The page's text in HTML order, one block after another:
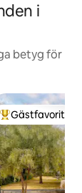
i
betyg för
Populär
Gästfavorit